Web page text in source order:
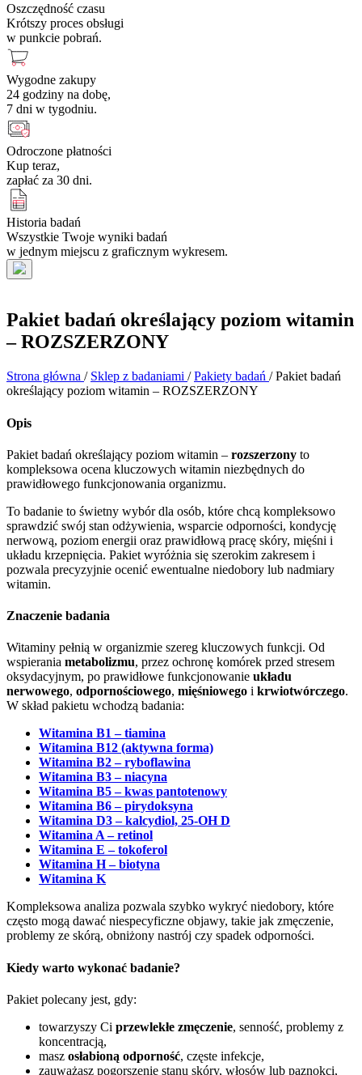
Oszczędność czasu
Krótszy proces obsługi
w punkcie pobrań.
Wygodne zakupy
24 godziny na dobę,
7 dni w tygodniu.
Odroczone płatności
Kup teraz,
zapłać za 30 dni.
Historia badań
Wszystkie Twoje wyniki badań
w jednym miejscu z graficznym wykresem.
Pakiet badań określający poziom witamin
– ROZSZERZONY
Strona główna / Sklep z badaniami / Pakiety badań / Pakiet badań
określający poziom witamin – ROZSZERZONY
Opis
Pakiet badań określający poziom witamin – rozszerzony to
kompleksowa ocena kluczowych witamin niezbędnych do
prawidłowego funkcjonowania organizmu.
To badanie to świetny wybór dla osób, które chcą kompleksowo
sprawdzić swój stan odżywienia, wsparcie odporności, kondycję
nerwową, poziom energii oraz prawidłową pracę skóry, mięśni i
układu krzepnięcia. Pakiet wyróżnia się szerokim zakresem i
pozwala precyzyjnie ocenić ewentualne niedobory lub nadmiary
witamin.
Znaczenie badania
Witaminy pełnią w organizmie szereg kluczowych funkcji. Od
wspierania metabolizmu, przez ochronę komórek przed stresem
oksydacyjnym, po prawidłowe funkcjonowanie układu
nerwowego, odpornościowego, mięśniowego i krwiotwórczego.
W skład pakietu wchodzą badania:
Witamina B1 – tiamina
Witamina B12 (aktywna forma)
Witamina B2 – ryboflawina
Witamina B3 – niacyna
Witamina B5 – kwas pantotenowy
Witamina B6 – pirydoksyna
Witamina D3 – kalcydiol, 25-OH D
Witamina A – retinol
Witamina E – tokoferol
Witamina H – biotyna
Witamina K
Kompleksowa analiza pozwala szybko wykryć niedobory, które
często mogą dawać niespecyficzne objawy, takie jak zmęczenie,
problemy ze skórą, obniżony nastrój czy spadek odporności.
Kiedy warto wykonać badanie?
Pakiet polecany jest, gdy:
towarzyszy Ci przewlekłe zmęczenie, senność, problemy z
koncentracją,
masz osłabioną odporność, częste infekcje,
zauważasz pogorszenie stanu skóry, włosów lub paznokci,